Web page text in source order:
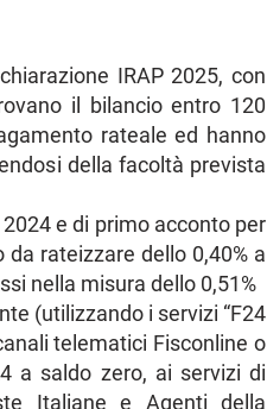
IRAP 2025, con
il bilancio entro 120
rateale ed hanno
della facoltà prevista
e di primo acconto per
da rateizzare dello 0,40% a
nella misura dello 0,51%
(utilizzando i servizi “F24
telematici Fisconline o
a saldo zero, ai servizi di
Italiane e Agenti della